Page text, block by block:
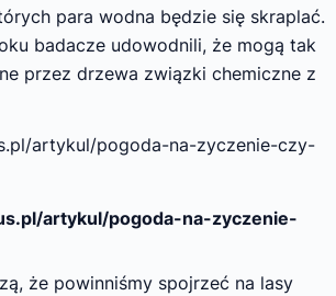
para wodna będzie się skraplać.
badacze udowodnili, że mogą tak
przez drzewa związki chemiczne z
artykul/pogoda-na-zyczenie-czy-
artykul/pogoda-na-zyczenie-
że powinniśmy spojrzeć na lasy